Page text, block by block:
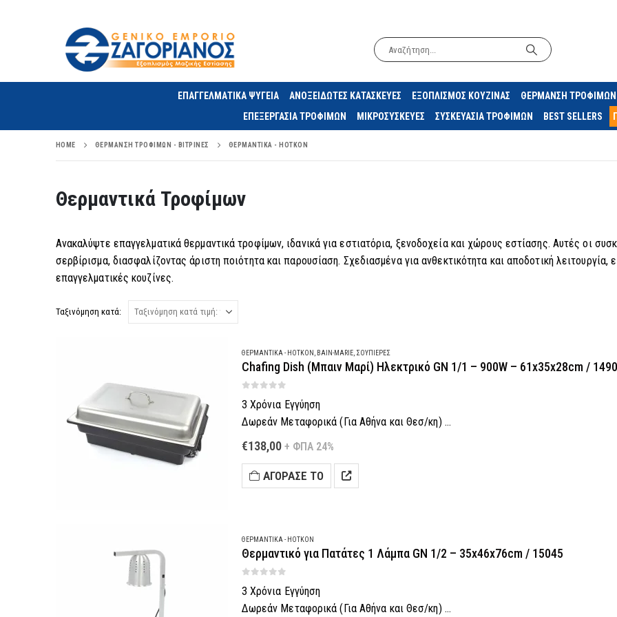
ΕΠΑΓΓΕΛΜΑΤΙΚΑ ΨΥΓΕΙΑ ΑΝΟΞΕΙΔΩΤΕΣ ΚΑΤΑΣΚΕΥΕΣ ΕΞΟΠΛΙΣΜΟΣ ΚΟΥΖΙΝΑΣ
ΘΕΡΜΑΝΣΗ ΤΡΟΦΙΜΩΝ
ΕΠΕΞΕΡΓΑΣΙΑ ΤΡΟΦΙΜΩΝ
ΜΙΚΡΟΣΥΣΚΕΥΕΣ ΣΥΣΚΕΥΑΣΙΑ ΤΡΟΦΙΜΩΝ BEST SELLERS
HOME ΘΈΡΜΑΝΣΗ ΤΡΟΦΊΜΩΝ - ΒΙΤΡΊΝΕΣ ΘΕΡΜΑΝΤΙΚΆ - HOTKON
Θερμαντικά Τροφίμων
Ανακαλύψτε επαγγελματικά θερμαντικά τροφίμων, ιδανικά για εστιατόρια, ξενοδοχεία και χώρους εστίασης. Αυτές οι
σερβίρισμα, διασφαλίζοντας άριστη ποιότητα και παρουσίαση. Σχεδιασμένα για ανθεκτικότητα και αποδοτική λειτουργία,
επαγγελματικές κουζίνες.
Ταξινόμηση κατά:
ΘΕΡΜΑΝΤΙΚΆ - HOTKON BAIN-MARIE, ΣΟΥΠΙΈΡΕΣ
Chafing Dish (Μπαιν Μαρί) Ηλεκτρικό GN 1/1 – 900W – 61x35x28cm /
3 Χρόνια Εγγύηση
Δωρεάν Μεταφορικά (Για Αθήνα και Θεσ/κη)
Πληρωμή έως 6 Δόσεις! (Με πιστωτική κάρτα)
Παράδοση σε 5-7 εργάσιμες (Για Αθήνα και Θεσ/κη)
Τηλεφωνική παραγγελία: 2118001943
€138,00 + ΦΠΑ 24%
ΑΓΌΡΑΣΈ ΤΟ
ΘΕΡΜΑΝΤΙΚΆ - HOTKON
Θερμαντικό για Πατάτες 1 Λάμπα GN 1/2 – 35x46x76cm / 15045
3 Χρόνια Εγγύηση
Δωρεάν Μεταφορικά (Για Αθήνα και Θεσ/κη)